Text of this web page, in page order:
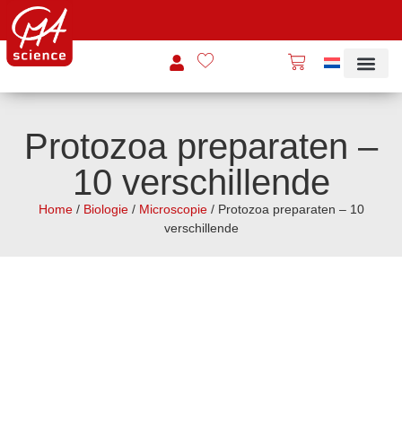
Protozoa preparaten –
10 verschillende
Home/ Biologie/ Microscopie/ Protozoa preparaten – 10
verschillende